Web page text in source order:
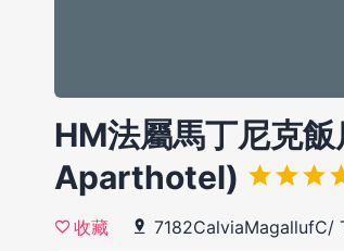
HM法屬馬丁尼克
Aparthotel)
收藏 7182CalviaMagallufC/